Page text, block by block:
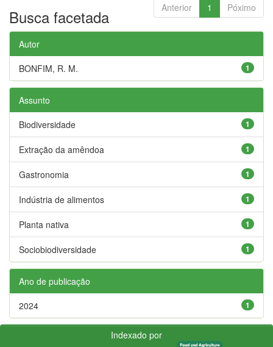
Anterior 1 Póximo
Busca facetada
Autor
1
BONFIM, R. M.
Assunto
1
Biodiversidade
1
Extração da amêndoa
1
Gastronomia
1
Indústria de alimentos
1
Planta nativa
1
Sociobiodiversidade
Ano de publicação
1
2024
Indexado por